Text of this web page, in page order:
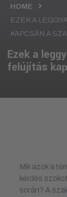
HOME
EZEK A
KAPCSÁN A
Ezek a
felújítás
Mik azok a
kérdés
során? A